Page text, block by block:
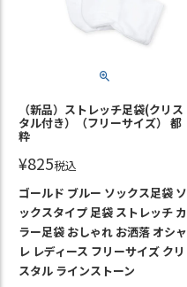
（新品）ストレッチ足袋(クリス
タル付き）（フリーサイズ） 都
粋
¥825税込
ゴールド ブルー ソックス足袋 ソ
ックスタイプ 足袋 ストレッチ カ
ラー足袋 おしゃれ お洒落 オシャ
レ レディース フリーサイズ クリ
スタル ラインストーン